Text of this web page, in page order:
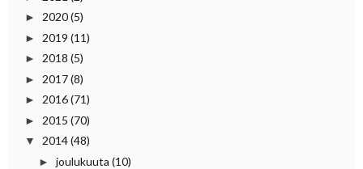
► 2020(5)
► 2019 (11)
► 2018 (5)
► 2017(8)
► 2016(71)
► 2015 (70)
▼ 2014(48)
► joulukuuta (10)